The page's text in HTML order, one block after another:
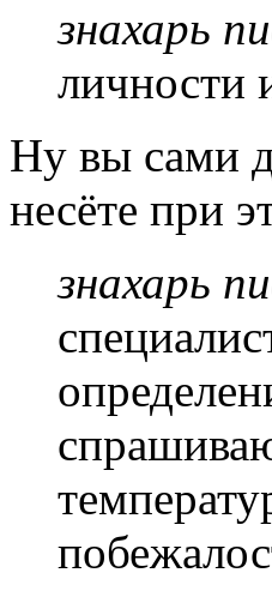
знахарь
личности
Ну вы сами
несёте при
знахарь